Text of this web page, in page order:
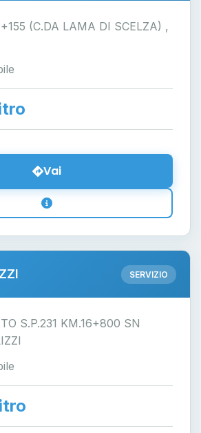
(C.DA LAMA DI SCELZA) ,
Vai
SERVIZIO
S.P.231 KM.16+800 SN